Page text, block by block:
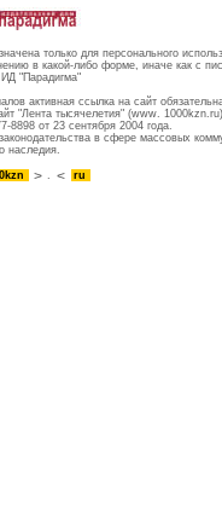
только для персонального
в какой-либо форме, иначе как с
"Парадигма"
активная ссылка на сайт
"Лента тысячелетия" (www. 1000kzn.ru)
8898 от 23 сентября 2004 года.
в сфере массовых
наследия.
. ru